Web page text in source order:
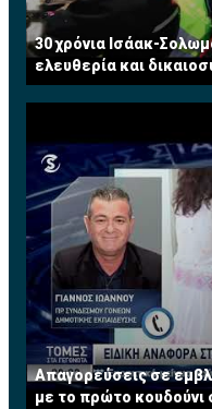
30 χρόνια Ισάακ-
ελευθερία και
Απαγορεύσεις σε
με το πρώτο κουδούνι